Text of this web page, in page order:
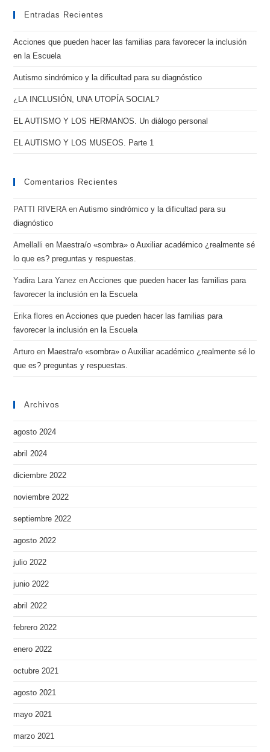
Entradas Recientes
Acciones que pueden hacer las familias para favorecer la inclusión
en la Escuela
Autismo sindrómico y la dificultad para su diagnóstico
¿LA INCLUSIÓN, UNA UTOPÍA SOCIAL?
EL AUTISMO Y LOS HERMANOS. Un diálogo personal
EL AUTISMO Y LOS MUSEOS. Parte 1
Comentarios Recientes
PATTI RIVERA enAutismo sindrómico y la dificultad para su
diagnóstico
Amellalli en Maestra/o «sombra» o Auxiliar académico ¿realmente sé
lo que es? preguntas y respuestas.
Yadira Lara Yanez enAcciones que pueden hacer las familias para
favorecer la inclusión en la Escuela
Erika flores enAcciones que pueden hacer las familias para
favorecer la inclusión en la Escuela
Arturo en Maestra/o «sombra» o Auxiliar académico ¿realmente sé lo
que es? preguntas y respuestas.
Archivos
agosto 2024
abril 2024
diciembre 2022
noviembre 2022
septiembre 2022
agosto 2022
julio 2022
junio 2022
abril 2022
febrero 2022
enero 2022
octubre 2021
agosto 2021
mayo 2021
marzo 2021